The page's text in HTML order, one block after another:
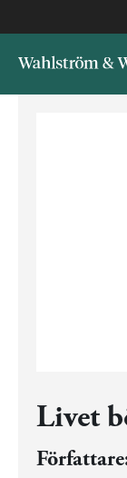
Livet